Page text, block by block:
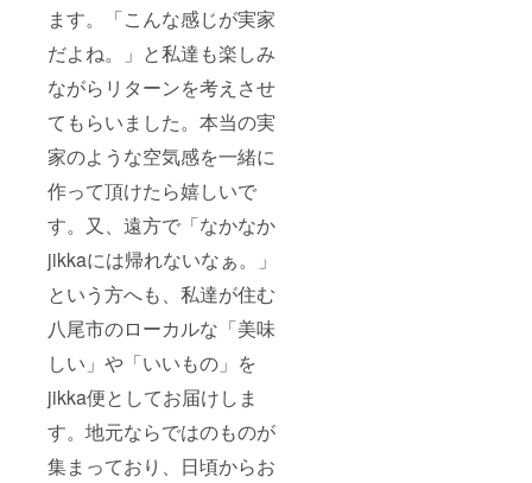
ます。「こんな感じが実家
だよね。」と私達も楽しみ
ながらリターンを考えさせ
てもらいました。本当の実
家のような空気感を一緒に
作って頂けたら嬉しいで
す。又、遠方で「なかなか
jikkaには帰れないなぁ。」
という方へも、私達が住む
八尾市のローカルな「美味
しい」や「いいもの」を
jikka便としてお届けしま
す。地元ならではのものが
集まっており、日頃からお